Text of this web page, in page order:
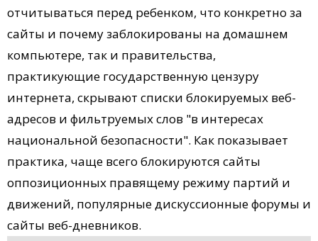
отчитываться перед ребенком, что конкретно за
сайты и почему заблокированы на домашнем
компьютере, так и правительства,
практикующие государственную цензуру
интернета, скрывают списки блокируемых веб-
адресов и фильтруемых слов "в интересах
национальной безопасности". Как показывает
практика, чаще всего блокируются сайты
оппозиционных правящему режиму партий и
движений, популярные дискуссионные форумы и
сайты веб-дневников.